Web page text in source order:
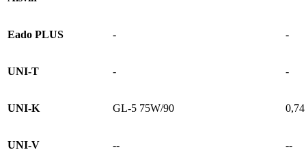
Eado PLUS - -
UNI-T - -
UNI-K GL-5 75W/90
UNI-V -- --